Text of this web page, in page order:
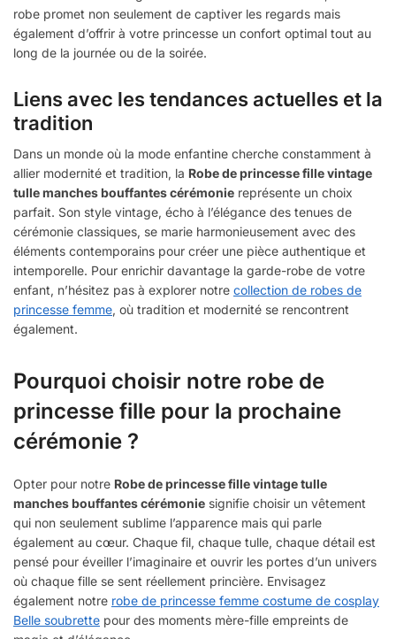
robe promet non seulement de captiver les regards mais
également d’offrir à votre princesse un confort optimal tout au
long de la journée ou de la soirée.
Liens avec les tendances actuelles et la
tradition
Dans un monde où la mode enfantine cherche constamment à
allier modernité et tradition, la Robe de princesse fille vintage
tulle manches bouffantes cérémonie représente un choix
parfait. Son style vintage, écho à l’élégance des tenues de
cérémonie classiques, se marie harmonieusement avec des
éléments contemporains pour créer une pièce authentique et
intemporelle. Pour enrichir davantage la garde-robe de votre
enfant, n’hésitez pas à explorer notre collection de robes de
princesse femme, où tradition et modernité se rencontrent
également.
Pourquoi choisir notre robe de
princesse fille pour la prochaine
cérémonie ?
Opter pour notre Robe de princesse fille vintage tulle
manches bouffantes cérémonie signifie choisir un vêtement
qui non seulement sublime l’apparence mais qui parle
également au cœur. Chaque fil, chaque tulle, chaque détail est
pensé pour éveiller l’imaginaire et ouvrir les portes d’un univers
où chaque fille se sent réellement princière. Envisagez
également notre robe de princesse femme costume de cosplay
Belle soubrette pour des moments mère-fille empreints de